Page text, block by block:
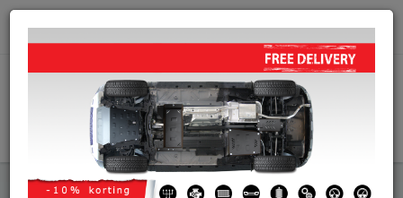
info@motorbeschermplaat.com
WINKELWAGEN